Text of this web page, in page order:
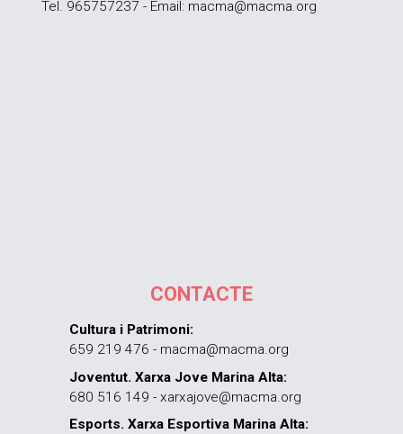
Tel. 965757237 - Email: macma@macma.org
CONTACTE
Cultura i Patrimoni:
659 219 476 - macma@macma.org
Joventut. Xarxa Jove Marina Alta:
680 516 149 - xarxajove@macma.org
Esports. Xarxa Esportiva Marina Alta: